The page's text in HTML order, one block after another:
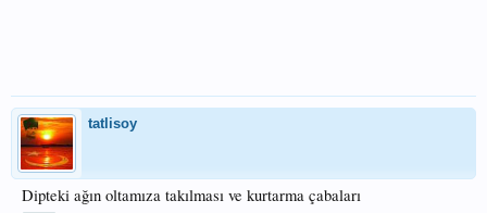
tatlisoy
Dipteki ağın oltamıza takılması ve kurtarma çabaları